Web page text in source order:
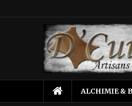
ALCHIMIE &